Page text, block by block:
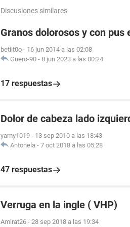
Discusiones similares
Granos dolorosos y con pus
betiit0o - 16 jun 2014 a las 02:08
Guero-90 - 8 jun 2023 a las 00:24
17 respuestas
Dolor de cabeza lado
yamy1019 - 13 sep 2010 a las 18:43
Antonela - 7 oct 2018 a las 05:28
47 respuestas
Verruga en la ingle ( VHP)
Amirat26 - 28 sep 2018 a las 19:34